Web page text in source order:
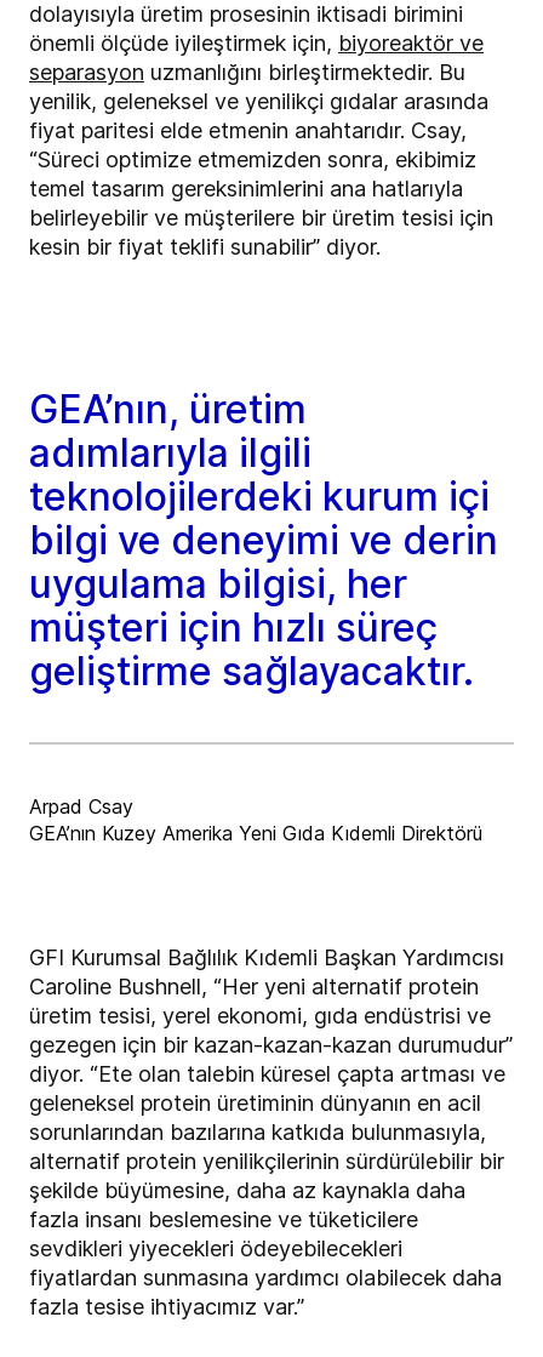
dolayısıyla üretim prosesinin iktisadi birimini
önemli ölçüde iyileştirmek için, biyoreaktör ve
separasyon uzmanlığını birleştirmektedir. Bu
yenilik, geleneksel ve yenilikçi gıdalar arasında
fiyat paritesi elde etmenin anahtarıdır. Csay,
“Süreci optimize etmemizden sonra, ekibimiz
temel tasarım gereksinimlerini ana hatlarıyla
belirleyebilir ve müşterilere bir üretim tesisi için
kesin bir fiyat teklifi sunabilir” diyor.
GEA’nın, üretim
adımlarıyla ilgili
teknolojilerdeki kurum içi
bilgi ve deneyimi ve derin
uygulama bilgisi, her
müşteri için hızlı süreç
geliştirme sağlayacaktır.
Arpad Csay
GEA’nın Kuzey Amerika Yeni Gıda Kıdemli Direktörü
GFI Kurumsal Bağlılık Kıdemli Başkan Yardımcısı
Caroline Bushnell, “Her yeni alternatif protein
üretim tesisi, yerel ekonomi, gıda endüstrisi ve
gezegen için bir kazan-kazan-kazan durumudur”
diyor. “Ete olan talebin küresel çapta artması ve
geleneksel protein üretiminin dünyanın en acil
sorunlarından bazılarına katkıda bulunmasıyla,
alternatif protein yenilikçilerinin sürdürülebilir bir
şekilde büyümesine, daha az kaynakla daha
fazla insanı beslemesine ve tüketicilere
sevdikleri yiyecekleri ödeyebilecekleri
fiyatlardan sunmasına yardımcı olabilecek daha
fazla tesise ihtiyacımız var.”